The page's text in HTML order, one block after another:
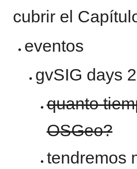
cubrir el
eventos
gvSIG days
quanto
OSGeo?
tendremos